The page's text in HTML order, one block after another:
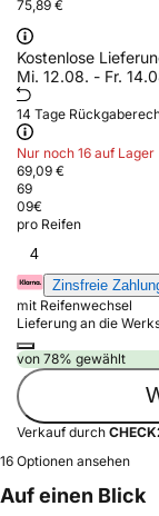
75,89 €
Kostenlose
Mi. 12.08. - Fr.
14 Tage
Nur noch 16 auf Lager
69,09 €
69
09€
pro Reifen
4
Zinsfreie
mit Reifenwechsel
Lieferung an die
von 78% gewählt
Verkauf durch
16 Optionen ansehen
Auf einen Blick